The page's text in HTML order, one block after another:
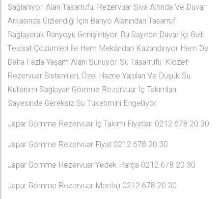
Sağlanıyor. Alan Tasarrufu: Rezervuar Sıva Altında Ve Duvar
Arkasında Gizlendiği İçin Banyo Alanından Tasarruf
Sağlayarak Banyoyu Genişletiyor. Bu Sayede Duvar İçi Gizli
Tesisat Çözümleri İle Hem Mekândan Kazandırıyor Hem De
Daha Fazla Yaşam Alanı Sunuyor. Su Tasarrufu: Klozet-
Rezervuar Sistemleri, Özel Hazne Yapıları Ve Düşük Su
Kullanımı Sağlayan Gömme Rezervuar İç Takımları
Sayesinde Gereksiz Su Tüketimini Engelliyor.
Japar Gömme Rezervuar İç Takımı Fiyatları 0212 678 20 30
Japar Gömme Rezervuar Fiyat 0212 678 20 30
Japar Gömme Rezervuar Yedek Parça 0212 678 20 30
Japar Gömme Rezervuar Montajı 0212 678 20 30